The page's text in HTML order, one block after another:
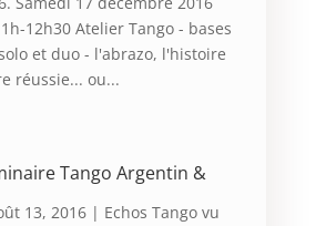
12h30 Atelier Tango - bases
et duo - l'abrazo, l'histoire
réussie... ou...
Tango Argentin &
13, 2016| Echos Tango vu